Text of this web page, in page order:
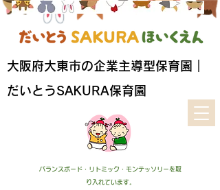
​大阪府大東市の企業主導型保育園｜
だいとうSAKURA保育園
バランスボード・リトミック・モンテッソリーを取
り入れています。